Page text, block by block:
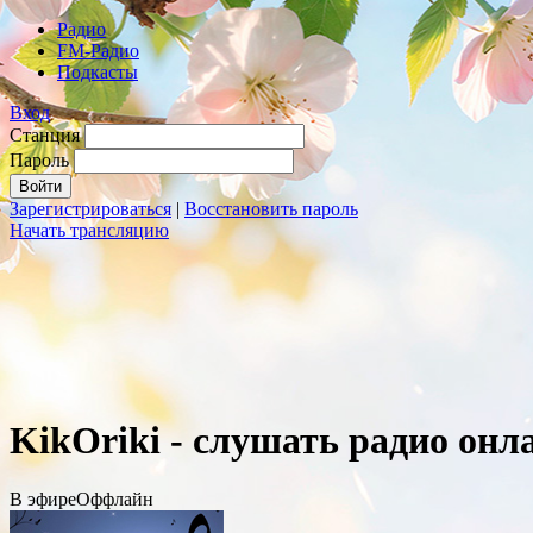
Радио
FM-Радио
Подкасты
Вход
Станция
Пароль
Зарегистрироваться | Восстановить пароль
Начать трансляцию
KikOriki - слушать радио
В эфиреОффлайн